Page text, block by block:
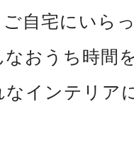
自宅にいら
おうち時間
なインテリア